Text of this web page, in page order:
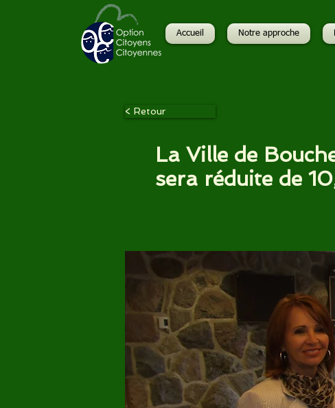
Accueil Notre approche
< Retour
La Ville de
sera réduite de